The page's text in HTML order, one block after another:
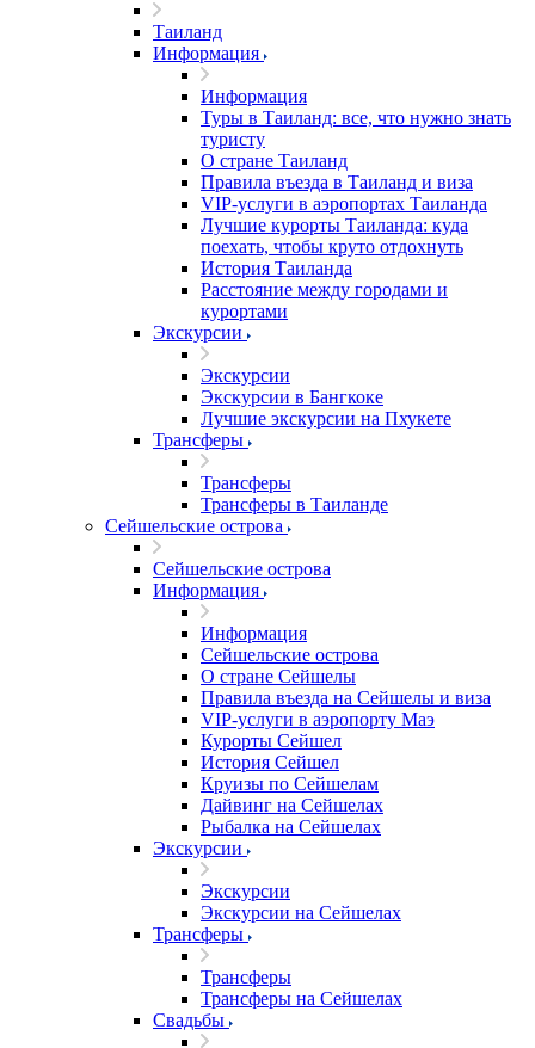
Таиланд
Информация
Информация
Туры в Таиланд: все, что нужно знать
туристу
О стране Таиланд
Правила въезда в Таиланд и виза
VIP-услуги в аэропортах Таиланда
Лучшие курорты Таиланда: куда
поехать, чтобы круто отдохнуть
История Таиланда
Расстояние между городами и
курортами
Экскурсии
Экскурсии
Экскурсии в Бангкоке
Лучшие экскурсии на Пхукете
Трансферы
Трансферы
Трансферы в Таиланде
Сейшельские острова
Сейшельские острова
Информация
Информация
Сейшельские острова
О стране Сейшелы
Правила въезда на Сейшелы и виза
VIP-услуги в аэропорту Маэ
Курорты Сейшел
История Сейшел
Круизы по Сейшелам
Дайвинг на Сейшелах
Рыбалка на Сейшелах
Экскурсии
Экскурсии
Экскурсии на Сейшелах
Трансферы
Трансферы
Трансферы на Сейшелах
Свадьбы